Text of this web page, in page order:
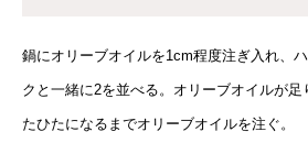
鍋にオリーブオイルを1cm程度注ぎ入れ、
クと一緒に2を並べる。オリーブオイルが
たひたになるまでオリーブオイルを注ぐ。